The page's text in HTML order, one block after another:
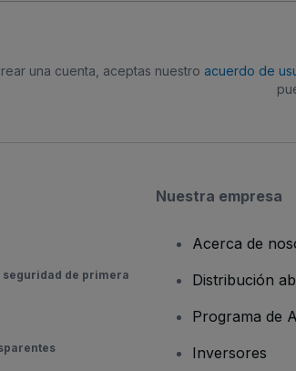
una cuenta, aceptas nuestro acuerdo de
seguridad de primera
Nuestra empresa
Acerca de
Distribución
Programa de
Inversores